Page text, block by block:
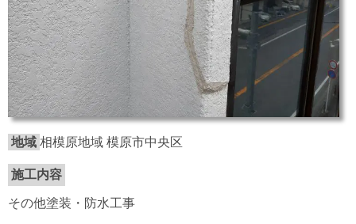
地域 相模原地域 模原市中央区
施工内容
その他塗装・防水工事